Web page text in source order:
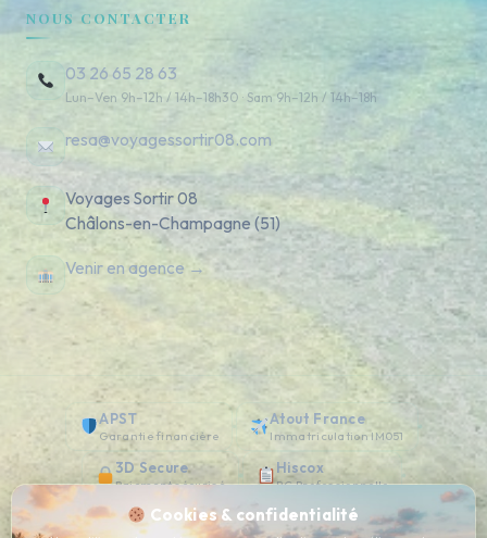
NOUS CONTACTER
03 26 65 28 63
Lun–Ven 9h–12h / 14h–18h30 · Sam 9h–12h / 14h–18h
resa@voyagessortir08.com
Voyages Sortir 08
Châlons-en-Champagne (51)
Venir en agence →
APST
Garantie financière
Atout France
Immatriculation IM051
3D Secure
Paiement sécurisé
Hiscox
RC Professionnelle
4.8 / 5
Avis clients vérifiés
Cookies & confidentialité